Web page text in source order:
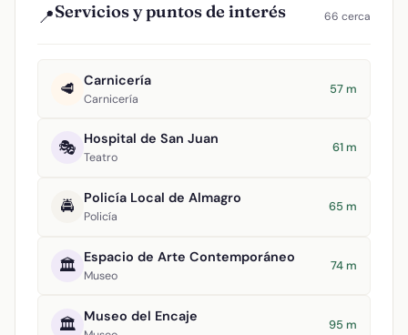
📍Servicios y puntos de interés 66 cerca
🥩 Carnicería
Carnicería
57 m
🎭 Hospital de San Juan
Teatro
61 m
🚔 Policía Local de Almagro
Policía
65 m
🏛️ Espacio de Arte Contemporáneo
Museo
74 m
🏛️ Museo del Encaje
95 m